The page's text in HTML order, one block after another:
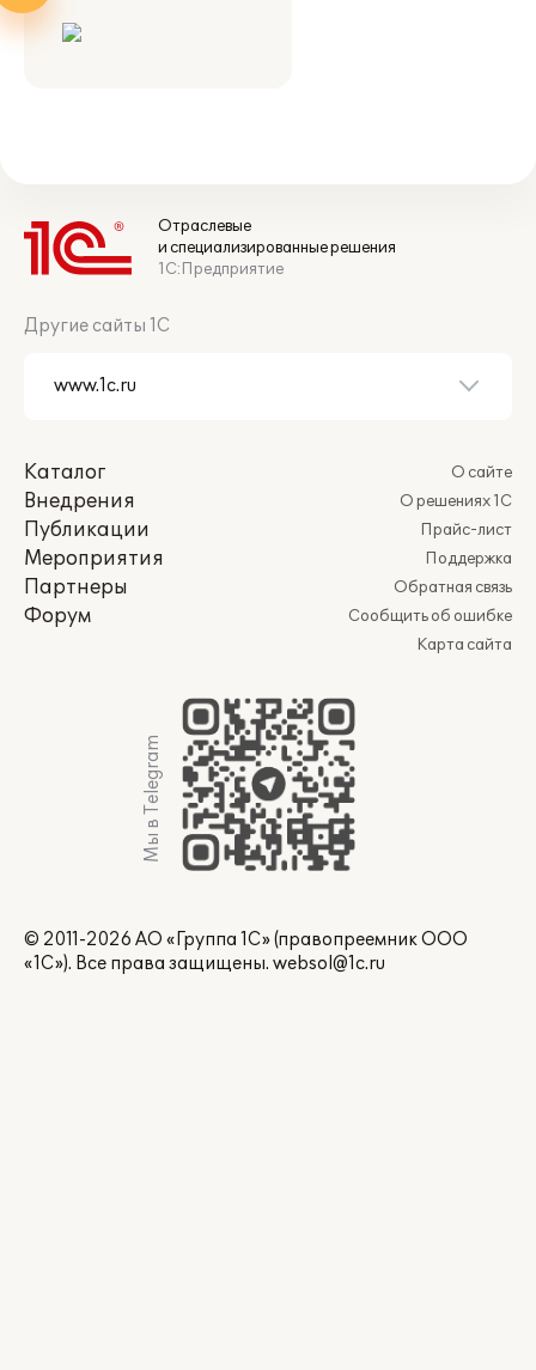
Отраслевые
и специализированные решения
1С:Предприятие
Другие сайты 1С
Каталог
Внедрения
Публикации
Мероприятия
Партнеры
Форум
О сайте
О решениях 1С
Прайс-лист
Поддержка
Обратная связь
Сообщить об ошибке
Карта сайта
Мы в Telegram
© 2011-2026 АО «Группа 1С» (правопреемник ООО
«1С»). Все права защищены. websol@1c.ru